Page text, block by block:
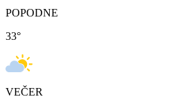
POPODNE
33°
VEČER